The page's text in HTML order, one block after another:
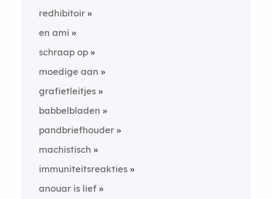
redhibitoir
en ami
schraap op
moedige aan
grafietleitjes
babbelbladen
pandbriefhouder
machistisch
immuniteitsreakties
anouar is lief